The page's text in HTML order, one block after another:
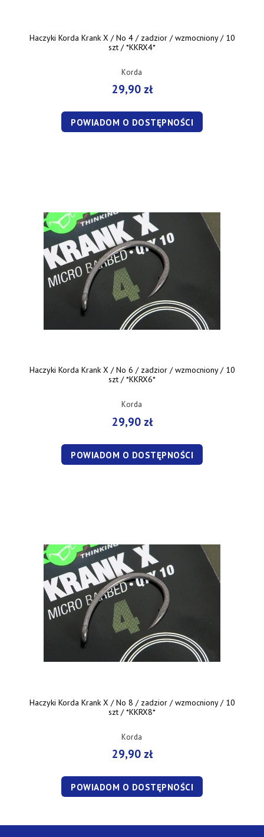
Haczyki Korda Krank X / No 4 / zadzior / wzmocniony / 10
szt / *KKRX4*
Korda
29,90 zł
POWIADOM O DOSTĘPNOŚCI
Haczyki Korda Krank X / No 6 / zadzior / wzmocniony / 10
szt / *KKRX6*
Korda
29,90 zł
POWIADOM O DOSTĘPNOŚCI
Haczyki Korda Krank X / No 8 / zadzior / wzmocniony / 10
szt / *KKRX8*
Korda
29,90 zł
POWIADOM O DOSTĘPNOŚCI